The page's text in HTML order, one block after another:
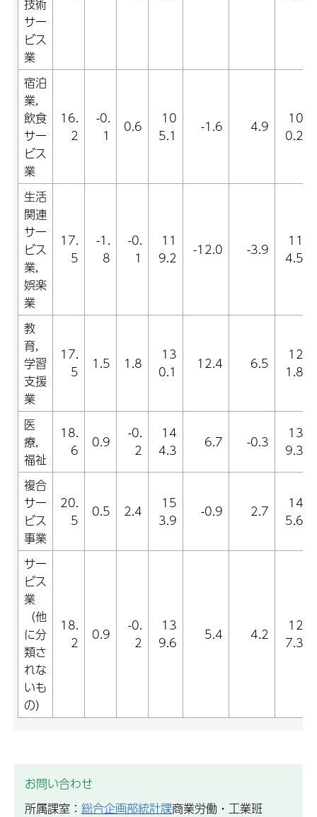
技術
サー
ビス
業
宿泊
業,
飲食
サー
ビス
業
16.
2
-0.
1
0.6
10
5.1
-1.6 4.9
10
0.2
生活
関連
サー
ビス
業,
娯楽
業
17.
5
-1.
8
-0.
1
11
9.2
-12.0 -3.9
11
4.5
教
育,
学習
支援
業
17.
5
1.5 1.8
13
0.1
12.4 6.5
12
1.8
医
療,
福祉
18.
6
0.9
-0.
2
14
4.3
6.7 -0.3
13
9.3
複合
サー
ビス
事業
20.
5
0.5 2.4
15
3.9
-0.9 2.7
14
5.6
サー
ビス
業
（他
に分
類さ
れな
いも
の）
18.
2
0.9
-0.
2
13
9.6
5.4 4.2
12
7.3
お問い合わせ
所属課室： 総合企画部統計課商業労働・工業班